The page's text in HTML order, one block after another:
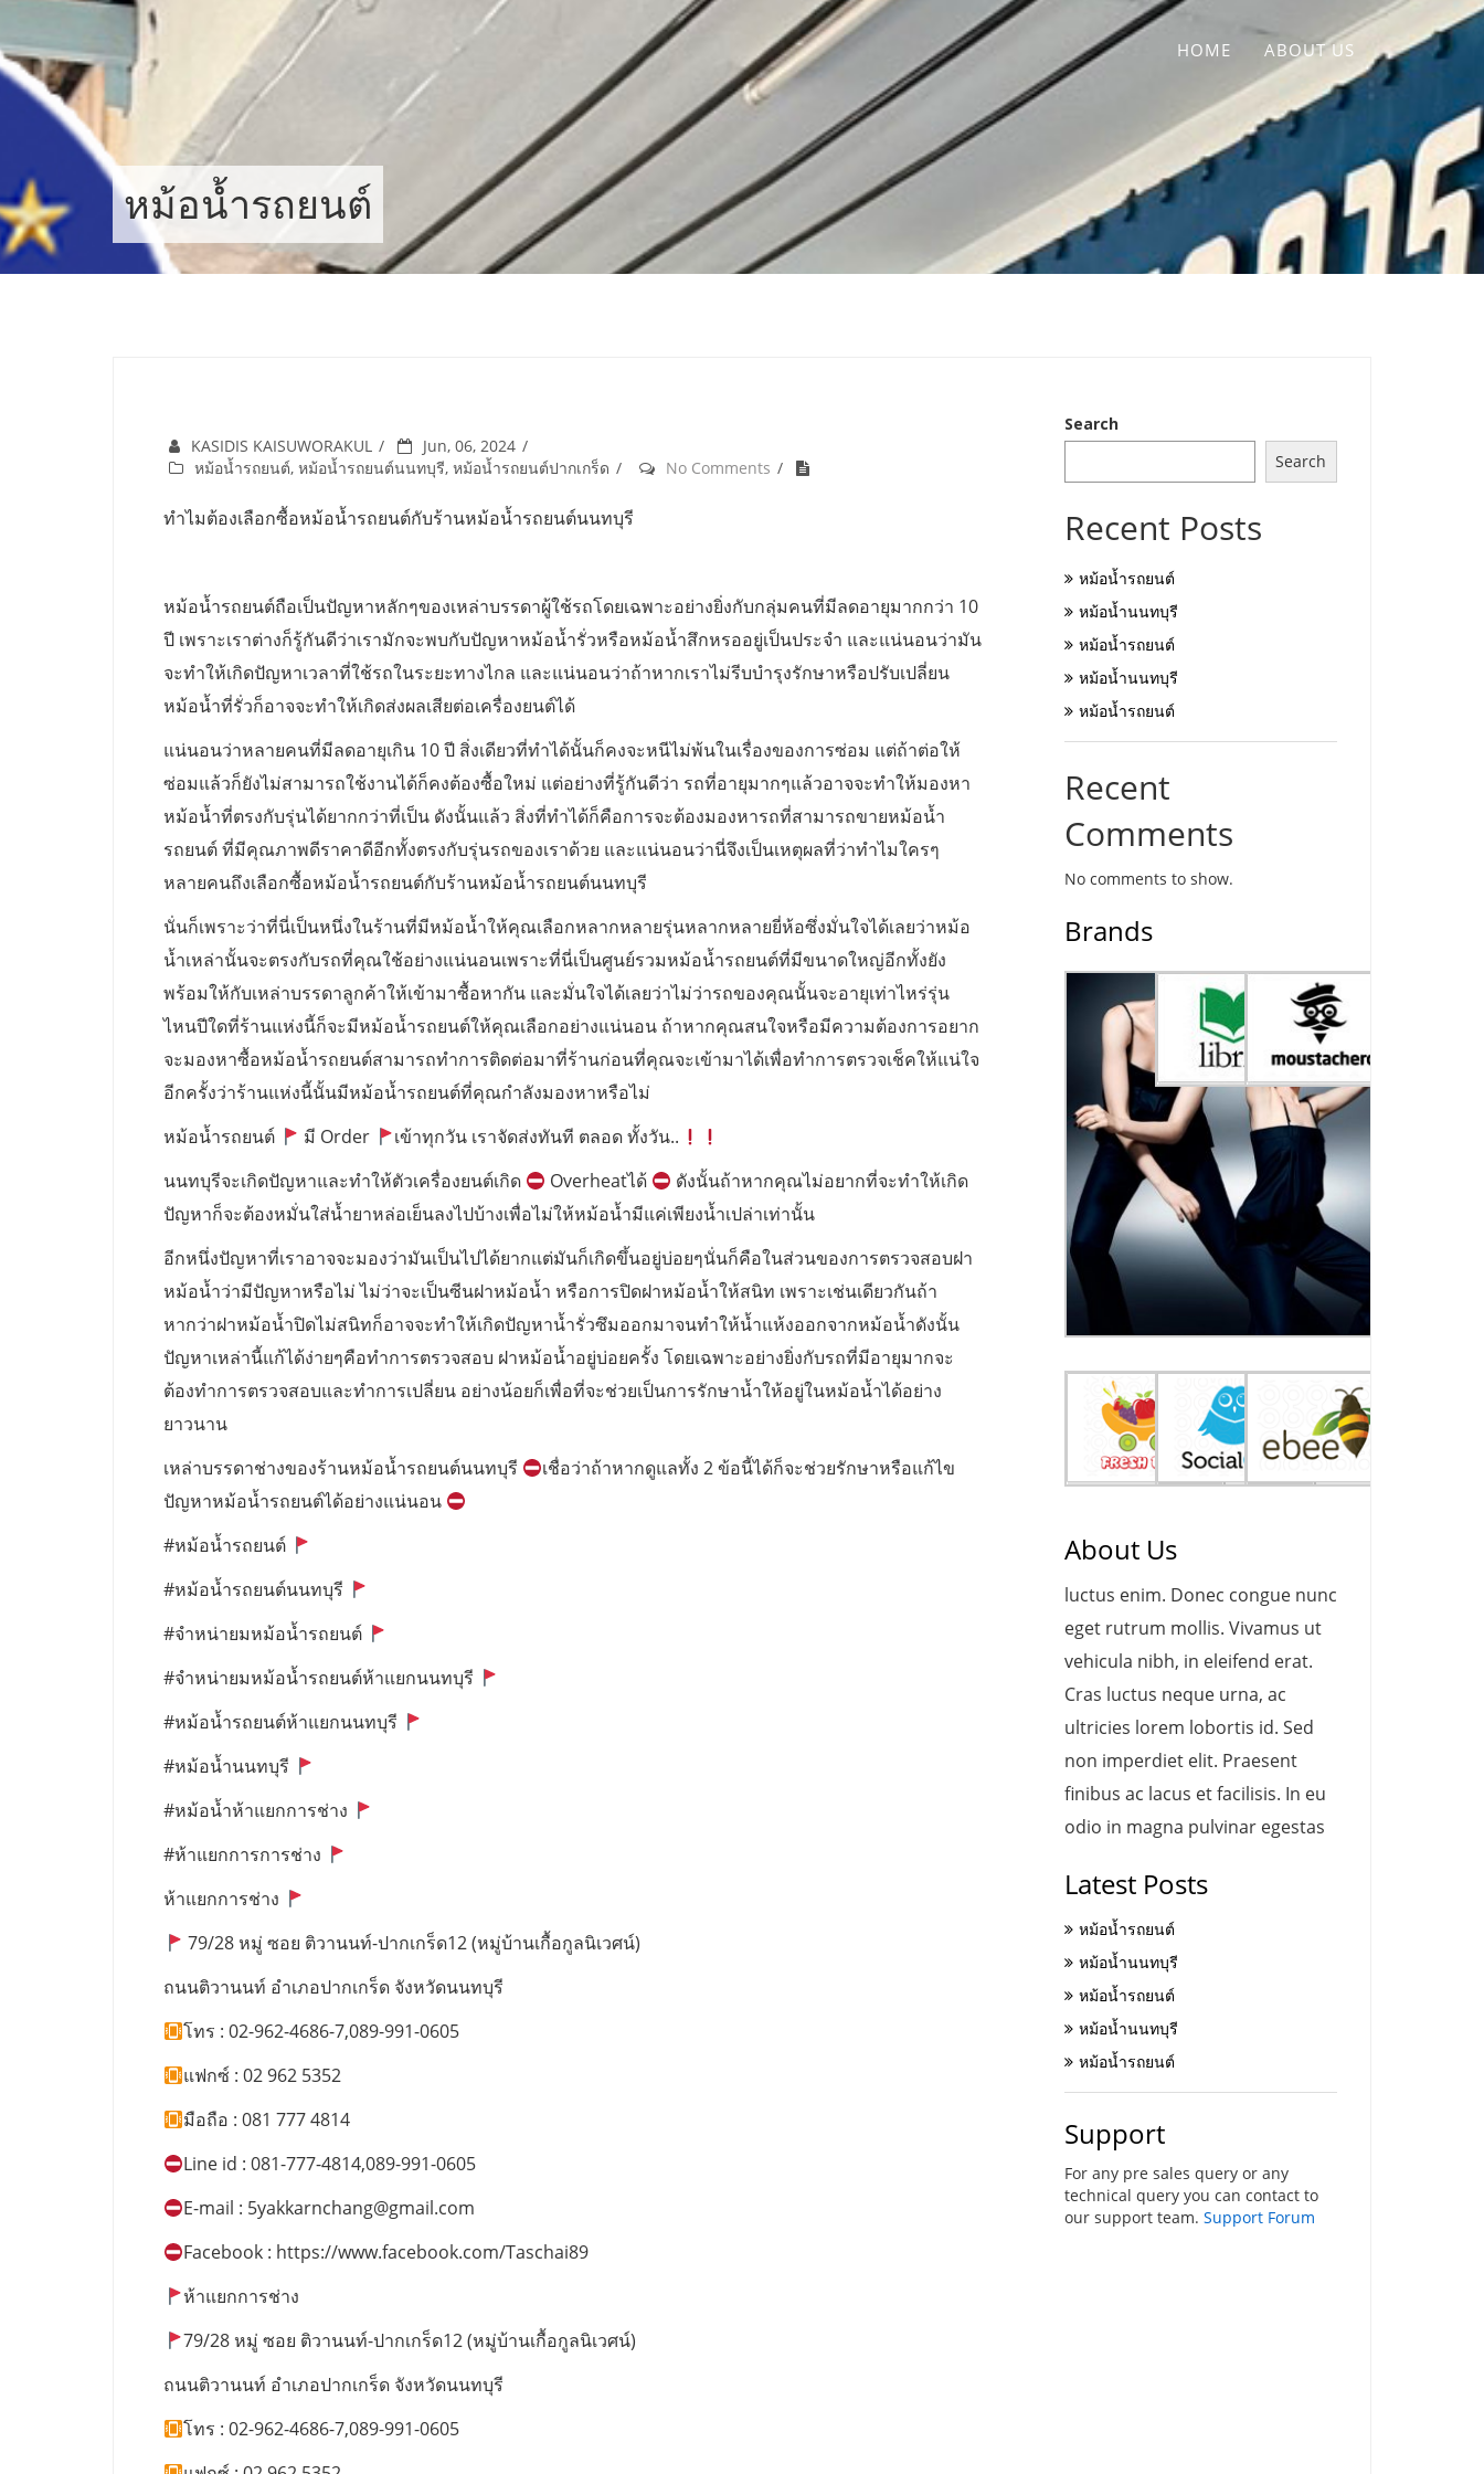
content
HOME ABOUT US
หม้อน้ำรถยนต์
KASIDIS KAISUWORAKUL
Jun, 06, 2024
หม้อน้ำรถยนต์, หม้อน้ำรถยนต์นนทบุรี, หม้อน้ำรถยนต์ปากเกร็ด No Comments
ทำไมต้องเลือกซื้อหม้อน้ำรถยนต์กับร้านหม้อน้ำรถยนต์นนทบุรี
หม้อน้ำรถยนต์ถือเป็นปัญหาหลักๆของเหล่าบรรดาผู้ใช้รถโดยเฉพาะอย่างยิ่งกับกลุ่มคนที่มีลดอายุมากกว่า 10
ปี เพราะเราต่างก็รู้กันดีว่าเรามักจะพบกับปัญหาหม้อน้ำรั่วหรือหม้อน้ำสึกหรออยู่เป็นประจำ และแน่นอนว่ามัน
จะทำให้เกิดปัญหาเวลาที่ใช้รถในระยะทางไกล และแน่นอนว่าถ้าหากเราไม่รีบบำรุงรักษาหรือปรับเปลี่ยน
หม้อน้ำที่รั่วก็อาจจะทำให้เกิดส่งผลเสียต่อเครื่องยนต์ได้
แน่นอนว่าหลายคนที่มีลดอายุเกิน 10 ปี สิ่งเดียวที่ทำได้นั้นก็คงจะหนีไม่พ้นในเรื่องของการซ่อม แต่ถ้าต่อให้
ซ่อมแล้วก็ยังไม่สามารถใช้งานได้ก็คงต้องซื้อใหม่ แต่อย่างที่รู้กันดีว่า รถที่อายุมากๆแล้วอาจจะทำให้มองหา
หม้อน้ำที่ตรงกับรุ่นได้ยากกว่าที่เป็น ดังนั้นแล้ว สิ่งที่ทำได้ก็คือการจะต้องมองหารถที่สามารถขายหม้อน้ำ
รถยนต์ ที่มีคุณภาพดีราคาดีอีกทั้งตรงกับรุ่นรถของเราด้วย และแน่นอนว่านี่จึงเป็นเหตุผลที่ว่าทำไมใครๆ
หลายคนถึงเลือกซื้อหม้อน้ำรถยนต์กับร้านหม้อน้ำรถยนต์นนทบุรี
นั่นก็เพราะว่าที่นี่เป็นหนึ่งในร้านที่มีหม้อน้ำให้คุณเลือกหลากหลายรุ่นหลากหลายยี่ห้อซึ่งมั่นใจได้เลยว่าหม้อ
น้ำเหล่านั้นจะตรงกับรถที่คุณใช้อย่างแน่นอนเพราะที่นี่เป็นศูนย์รวมหม้อน้ำรถยนต์ที่มีขนาดใหญ่อีกทั้งยัง
พร้อมให้กับเหล่าบรรดาลูกค้าให้เข้ามาซื้อหากัน และมั่นใจได้เลยว่าไม่ว่ารถของคุณนั้นจะอายุเท่าไหร่รุ่น
ไหนปีใดที่ร้านแห่งนี้ก็จะมีหม้อน้ำรถยนต์ให้คุณเลือกอย่างแน่นอน ถ้าหากคุณสนใจหรือมีความต้องการอยาก
จะมองหาซื้อหม้อน้ำรถยนต์สามารถทำการติดต่อมาที่ร้านก่อนที่คุณจะเข้ามาได้เพื่อทำการตรวจเช็คให้แน่ใจ
อีกครั้งว่าร้านแห่งนี้นั้นมีหม้อน้ำรถยนต์ที่คุณกำลังมองหาหรือไม่
หม้อน้ำรถยนต์
มี Order
เข้าทุกวัน เราจัดส่งทันที ตลอด ทั้งวัน..
นนทบุรีจะเกิดปัญหาและทำให้ตัวเครื่องยนต์เกิด
Overheatได้
ดังนั้นถ้าหากคุณไม่อยากที่จะทำให้เกิด
ปัญหาก็จะต้องหมั่นใส่น้ำยาหล่อเย็นลงไปบ้างเพื่อไม่ให้หม้อน้ำมีแค่เพียงน้ำเปล่าเท่านั้น
อีกหนึ่งปัญหาที่เราอาจจะมองว่ามันเป็นไปได้ยากแต่มันก็เกิดขึ้นอยู่บ่อยๆนั่นก็คือในส่วนของการตรวจสอบฝา
หม้อน้ำว่ามีปัญหาหรือไม่ ไม่ว่าจะเป็นซีนฝาหม้อน้ำ หรือการปิดฝาหม้อน้ำให้สนิท เพราะเช่นเดียวกันถ้า
หากว่าฝาหม้อน้ำปิดไม่สนิทก็อาจจะทำให้เกิดปัญหาน้ำรั่วซึมออกมาจนทำให้น้ำแห้งออกจากหม้อน้ำดังนั้น
ปัญหาเหล่านี้แก้ได้ง่ายๆคือทำการตรวจสอบ ฝาหม้อน้ำอยู่บ่อยครั้ง โดยเฉพาะอย่างยิ่งกับรถที่มีอายุมากจะ
ต้องทำการตรวจสอบและทำการเปลี่ยน อย่างน้อยก็เพื่อที่จะช่วยเป็นการรักษาน้ำให้อยู่ในหม้อน้ำได้อย่าง
ยาวนาน
เหล่าบรรดาช่างของร้านหม้อน้ำรถยนต์นนทบุรี
เชื่อว่าถ้าหากดูแลทั้ง 2 ข้อนี้ได้ก็จะช่วยรักษาหรือแก้ไข
ปัญหาหม้อน้ำรถยนต์ได้อย่างแน่นอน
#หม้อน้ำรถยนต์
#หม้อน้ำรถยนต์นนทบุรี
#จำหน่ายมหม้อน้ำรถยนต์
#จำหน่ายมหม้อน้ำรถยนต์ห้าแยกนนทบุรี
#หม้อน้ำรถยนต์ห้าแยกนนทบุรี
#หม้อน้ำนนทบุรี
#หม้อน้ำห้าแยกการช่าง
#ห้าแยกการการช่าง
ห้าแยกการช่าง
79/28 หมู่ ซอย ติวานนท์-ปากเกร็ด12 (หมู่บ้านเกื้อกูลนิเวศน์)
ถนนติวานนท์ อำเภอปากเกร็ด จังหวัดนนทบุรี
โทร : 02-962-4686-7,089-991-0605
แฟกซ์ : 02 962 5352
มือถือ : 081 777 4814
Line id : 081-777-4814,089-991-0605
E-mail : 5yakkarnchang@gmail.com
Facebook : https://www.facebook.com/Taschai89
ห้าแยกการช่าง
79/28 หมู่ ซอย ติวานนท์-ปากเกร็ด12 (หมู่บ้านเกื้อกูลนิเวศน์)
ถนนติวานนท์ อำเภอปากเกร็ด จังหวัดนนทบุรี
โทร : 02-962-4686-7,089-991-0605
Search
Search
Recent Posts
หม้อน้ำรถยนต์
หม้อน้ำนนทบุรี
หม้อน้ำรถยนต์
หม้อน้ำนนทบุรี
หม้อน้ำรถยนต์
Recent
Comments
No comments to show.
Brands
About Us
luctus enim. Donec congue nunc
eget rutrum mollis. Vivamus ut
vehicula nibh, in eleifend erat.
Cras luctus neque urna, ac
ultricies lorem lobortis id. Sed
non imperdiet elit. Praesent
finibus ac lacus et facilisis. In eu
odio in magna pulvinar egestas
Latest Posts
หม้อน้ำรถยนต์
หม้อน้ำนนทบุรี
หม้อน้ำรถยนต์
หม้อน้ำนนทบุรี
หม้อน้ำรถยนต์
Support
For any pre sales query or any
technical query you can contact to
our support team. Support Forum